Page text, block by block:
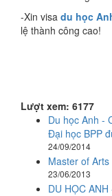
-Xin visa du học
lệ thành công cao!
Lượt xem: 6177
Du học Anh -
Đại học BPP
24/09/2014
Master of Arts
23/06/2013
DU HỌC